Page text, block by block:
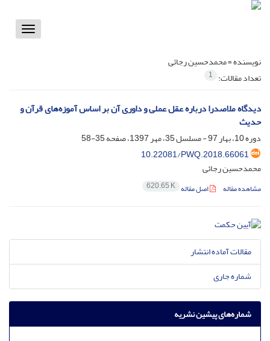
Toggle
نویسنده =محمدحسین رجائی
تعداد مقالات: 1
دیدگاه ملاصدرا درباره عقل عملی و داوری آن بر اساس آموزه‌های قرآن و
حدیث
دوره 10، بهار 97 - مسلسل 35، مهر 1397، صفحه
35-58
10.22081/PWQ.2018.66061
محمدحسین رجائی
مشاهده مقاله اصل مقاله 620.65 K
مقالات آماده انتشار
شماره جاری
شماره‌های پیشین نشریه